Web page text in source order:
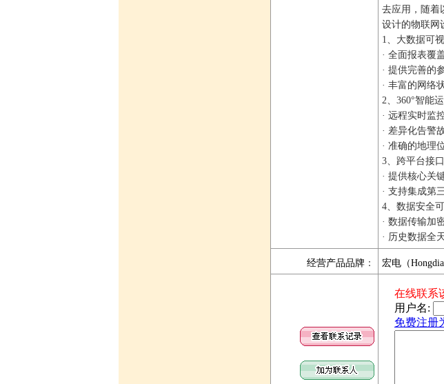
去应用，随着
设计的物联网
1、大数据可
· 全面报表覆
· 提供完善的
· 丰富的网络
2、360°智能
· 远程实时监
· 差异化告警
· 准确的地理
3、跨平台接
· 提供核心关
· 支持集成第
4、数据安全
· 数据传输加
· 历史数据全
经营产品品牌 ： 宏电（